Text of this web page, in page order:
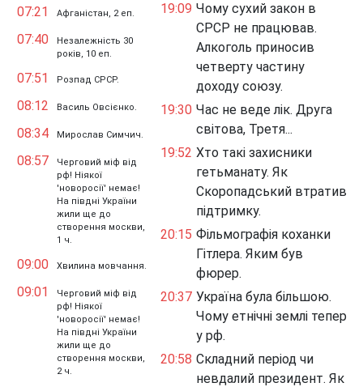
07:21 Афганістан, 2 еп.
07:40
Незалежність 30
років, 10 еп.
07:51 Розпад СРСР.
08:12 Василь Овсієнко.
08:34 Мирослав Симчич.
08:57
Черговий міф від
рф! Ніякої
'новоросії' немає!
На півдні України
жили ще до
створення москви,
1 ч.
09:00 Хвилина мовчання.
09:01
Черговий міф від
рф! Ніякої
'новоросії' немає!
На півдні України
жили ще до
створення москви,
2 ч.
19:09 Чому сухий закон в
СРСР не працював.
Алкоголь приносив
четверту частину
доходу союзу.
19:30 Час не веде лік. Друга
світова, Третя...
19:52 Хто такі захисники
гетьманату. Як
Скоропадський втратив
підтримку.
20:15 Фільмографія коханки
Гітлера. Яким був
фюрер.
20:37 Україна була більшою.
Чому етнічні землі тепер
у рф.
20:58 Складний період чи
невдалий президент. Як